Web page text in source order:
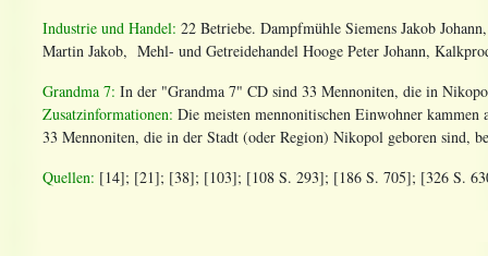
Industrie und Handel: 22 Betriebe. Dampfmühle Siemens Jakob
Martin Jakob, Mehl- und Getreidehandel Hooge Peter Johann,
Grandma 7: In der "Grandma 7" CD sind 33 Mennoniten, die in
Zusatzinformationen: Die meisten mennonitischen Einwohner
33 Mennoniten, die in der Stadt (oder Region) Nikopol geboren sind,
Quellen: [14]; [21]; [38]; [103]; [108 S. 293]; [186 S. 705]; [326 S.